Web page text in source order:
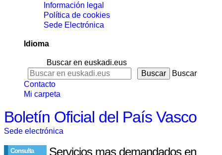
Información legal
Política de cookies
Sede Electrónica
Idioma
Buscar en euskadi.eus
Buscar
Contacto
Mi carpeta
Boletín Oficial del País Vasco
Sede electrónica
Consulta
Servicios mas demandados en